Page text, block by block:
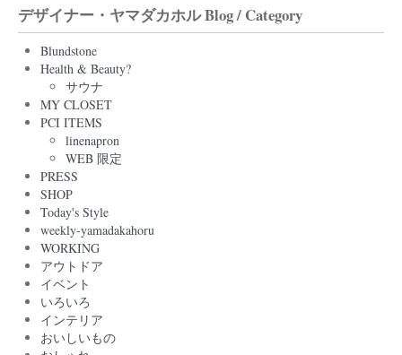
デザイナー・ヤマダカホル Blog / Category
Blundstone
Health & Beauty?
サウナ
MY CLOSET
PCI ITEMS
linenapron
WEB 限定
PRESS
SHOP
Today's Style
weekly-yamadakahoru
WORKING
アウトドア
イベント
いろいろ
インテリア
おいしいもの